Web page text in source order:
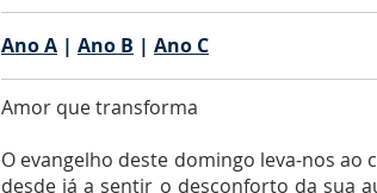
Ano A | Ano B | Ano C
Amor que transforma
O evangelho deste domingo leva-nos ao
desde já a sentir o desconforto da sua